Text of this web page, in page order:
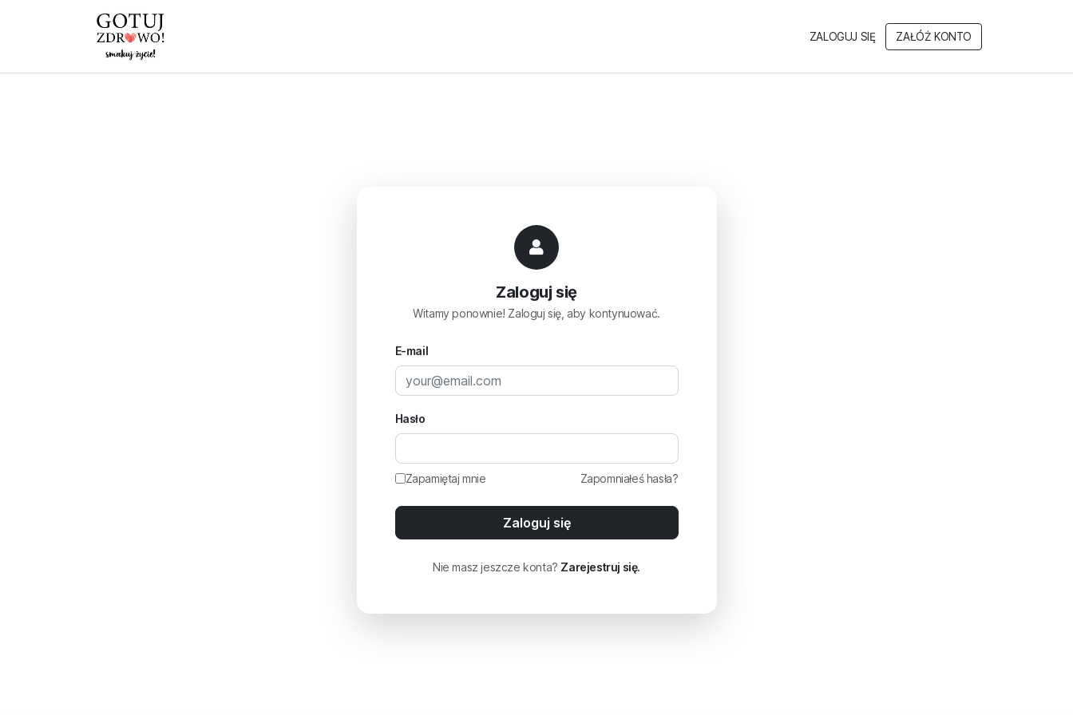
ZALOGUJ SIĘ ZAŁÓŻ KONTO
Zaloguj się
Witamy ponownie! Zaloguj się, aby kontynuować.
E-mail
Hasło
Zapamiętaj mnie Zapomniałeś hasła?
Zaloguj się
Nie masz jeszcze konta? Zarejestruj się.